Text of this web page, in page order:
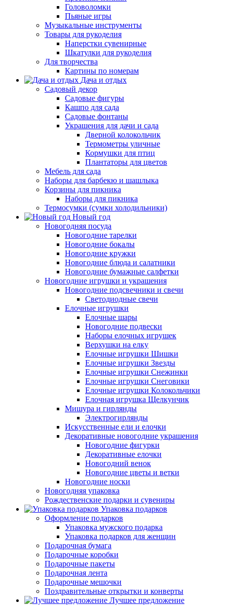
Головоломки
Пьяные игры
Музыкальные инструменты
Товары для рукоделия
Наперстки сувенирные
Шкатулки для рукоделия
Для творчества
Картины по номерам
Дача и отдых
Садовый декор
Садовые фигуры
Кашпо для сада
Садовые фонтаны
Украшения для дачи и сада
Дверной колокольчик
Термометры уличные
Кормушки для птиц
Плантаторы для цветов
Мебель для сада
Наборы для барбекю и шашлыка
Корзины для пикника
Наборы для пикника
Термосумки (сумки холодильники)
Новый год
Новогодняя посуда
Новогодние тарелки
Новогодние бокалы
Новогодние кружки
Новогодние блюда и салатники
Новогодние бумажные салфетки
Новогодние игрушки и украшения
Новогодние подсвечники и свечи
Светодиодные свечи
Елочные игрушки
Елочные шары
Новогодние подвески
Наборы елочных игрушек
Верхушки на елку
Елочные игрушки Шишки
Елочные игрушки Звезды
Елочные игрушки Снежинки
Елочные игрушки Снеговики
Елочные игрушки Колокольчики
Елочная игрушка Щелкунчик
Мишура и гирлянды
Электрогирлянды
Искусственные ели и елочки
Декоративные новогодние украшения
Новогодние фигурки
Декоративные елочки
Новогодний венок
Новогодние цветы и ветки
Новогодние носки
Новогодняя упаковка
Рождественские подарки и сувениры
Упаковка подарков
Оформление подарков
Упаковка мужского подарка
Упаковка подарков для женщин
Подарочная бумага
Подарочные коробки
Подарочные пакеты
Подарочная лента
Подарочные мешочки
Поздравительные открытки и конверты
Лучшее предложение